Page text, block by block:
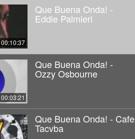
00:10:37
Que Buena Onda! -
Eddie Palmieri
00:03:21
Que Buena Onda! -
Ozzy Osbourne
Que Buena Onda! - Cafe
Tacvba